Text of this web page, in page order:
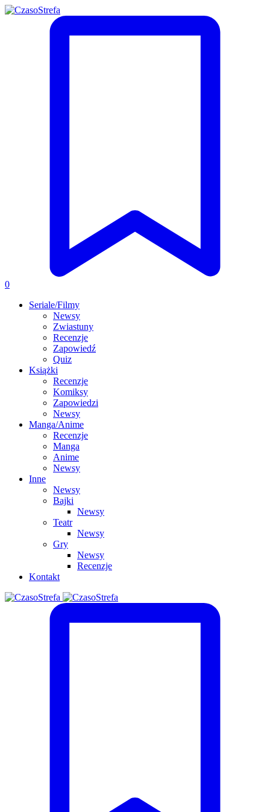
0
Seriale/Filmy
Newsy
Zwiastuny
Recenzje
Zapowiedź
Quiz
Książki
Recenzje
Komiksy
Zapowiedzi
Newsy
Manga/Anime
Recenzje
Manga
Anime
Newsy
Inne
Newsy
Bajki
Newsy
Teatr
Newsy
Gry
Newsy
Recenzje
Kontakt